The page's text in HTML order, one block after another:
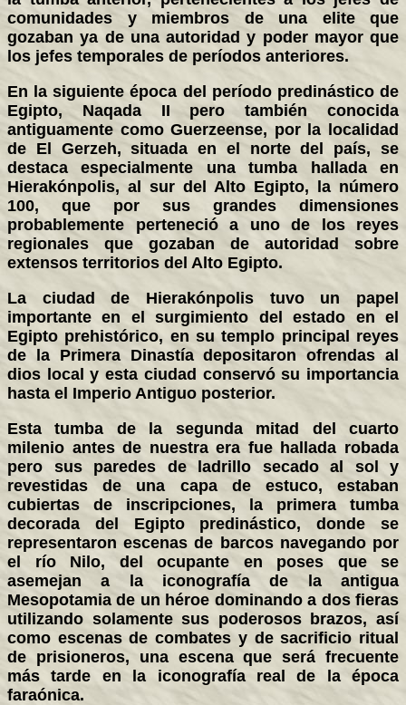
comunidades y miembros de una elite que
gozaban ya de una autoridad y poder mayor que
los jefes temporales de períodos anteriores.
En la siguiente época del período predinástico de
Egipto, Naqada II pero también conocida
antiguamente como Guerzeense, por la localidad
de El Gerzeh, situada en el norte del país, se
destaca especialmente una tumba hallada en
Hierakónpolis, al sur del Alto Egipto, la número
100, que por sus grandes dimensiones
probablemente perteneció a uno de los reyes
regionales que gozaban de autoridad sobre
extensos territorios del Alto Egipto.
La ciudad de Hierakónpolis tuvo un papel
importante en el surgimiento del estado en el
Egipto prehistórico, en su templo principal reyes
de la Primera Dinastía depositaron ofrendas al
dios local y esta ciudad conservó su importancia
hasta el Imperio Antiguo posterior.
Esta tumba de la segunda mitad del cuarto
milenio antes de nuestra era fue hallada robada
pero sus paredes de ladrillo secado al sol y
revestidas de una capa de estuco, estaban
cubiertas de inscripciones, la primera tumba
decorada del Egipto predinástico, donde se
representaron escenas de barcos navegando por
el río Nilo, del ocupante en poses que se
asemejan a la iconografía de la antigua
Mesopotamia de un héroe dominando a dos fieras
utilizando solamente sus poderosos brazos, así
como escenas de combates y de sacrificio ritual
de prisioneros, una escena que será frecuente
más tarde en la iconografía real de la época
faraónica.